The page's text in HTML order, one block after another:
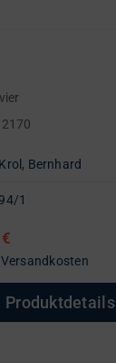
Krol, Bernhard
94/1
€
Versandkosten
Produktdetails